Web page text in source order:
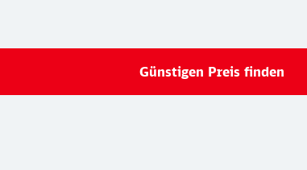
Günstigen Preis finden